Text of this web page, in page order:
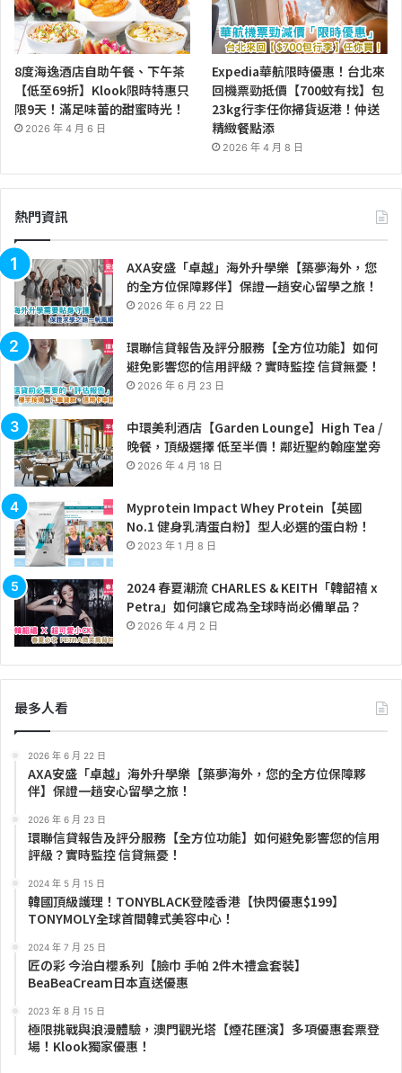
8度海逸酒店自助午餐、下午茶
【低至69折】Klook限時特惠只
限9天！滿足味蕾的甜蜜時光！
2026 年 4 月 6 日
Expedia華航限時優惠！台北來
回機票勁抵價【700蚊有找】包
23kg行李任你掃貨返港！仲送
精緻餐點添
2026 年 4 月 8 日
熱門資訊
AXA安盛「卓越」海外升學樂【築夢海外，您
的全方位保障夥伴】保證一趟安心留學之旅！
2026 年 6 月 22 日
環聯信貸報告及評分服務【全方位功能】如何
避免影響您的信用評級？實時監控 信貸無憂！
2026 年 6 月 23 日
中環美利酒店【Garden Lounge】High Tea /
晚餐，頂級選擇 低至半價！鄰近聖約翰座堂旁
2026 年 4 月 18 日
Myprotein Impact Whey Protein【英國
No.1 健身乳清蛋白粉】型人必選的蛋白粉！
2023 年 1 月 8 日
2024 春夏潮流 CHARLES & KEITH「韓韶禧 x
Petra」如何讓它成為全球時尚必備單品？
2026 年 4 月 2 日
最多人看
2026 年 6 月 22 日
AXA安盛「卓越」海外升學樂【築夢海外，您的全方位保障夥
伴】保證一趟安心留學之旅！
2026 年 6 月 23 日
環聯信貸報告及評分服務【全方位功能】如何避免影響您的信用
評級？實時監控 信貸無憂！
2024 年 5 月 15 日
韓國頂級護理！TONYBLACK登陸香港【快閃優惠$199】
TONYMOLY全球首間韓式美容中心！
2024 年 7 月 25 日
匠の彩 今治白櫻系列【臉巾 手帕 2件木禮盒套裝】
BeaBeaCream日本直送優惠
2023 年 8 月 15 日
極限挑戰與浪漫體驗，澳門觀光塔【煙花匯演】多項優惠套票登
場！Klook獨家優惠！